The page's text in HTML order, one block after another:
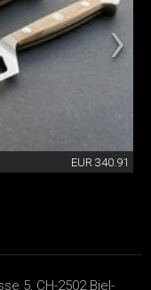
EUR 340.91
5, CH-2502 Biel-